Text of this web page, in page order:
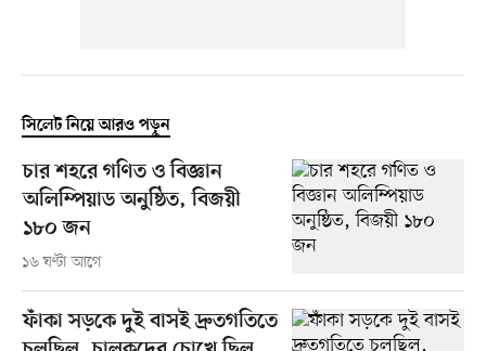
সিলেট নিয়ে আরও পড়ুন
চার শহরে গণিত ও বিজ্ঞান
অলিম্পিয়াড অনুষ্ঠিত, বিজয়ী
১৮০ জন
১৬ ঘণ্টা আগে
ফাঁকা সড়কে দুই বাসই দ্রুতগতিতে